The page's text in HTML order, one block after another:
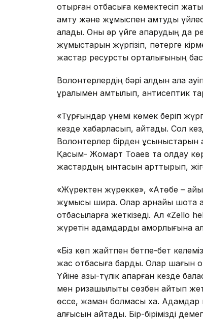
отырған отбасыға көмектесіп
қамту және жұмыспен қамтуды
алады. Оны әр үйге апарудың да
жұмыстарын жүргізіп, пәтерге
жастар ресурстық орталығының
Волонтерлердің бәрі алдын ала
құралымен қамтылып, антисептик
«Тұрғындар үнемі көмек беріп
кезде хабарласып, айтады. Сол
Волонтерлер бірден
Қасым- Жомарт Тоқаев та қолдау
жастардың ынтасын арттырып,
«Жүректен жүрекке», «Ақтөбе –
жұмысы ширақ. Олар арнайы шотқа
отбасыларға жеткізеді. Ал «Zello
жүретін адамдарды қамқорлығына
«Біз көп жайтпен бетпе-бет
жас отбасыға бардық. Олар шағын
Үйіне азық-түлік апарған кезде
мен ризашылықты сөзбен айтып
өссе, жаман болмасы хақ. Адамдар
алғысын айтады. Бір-бірімізді